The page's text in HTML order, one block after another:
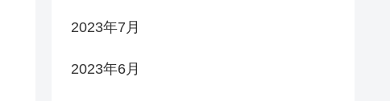
2023年7月
2023年6月